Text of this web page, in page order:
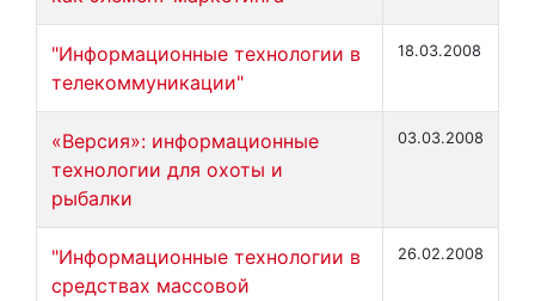
"Информационные технологии в
телекоммуникации"
18.03.2008
«Версия»: информационные
технологии для охоты и
рыбалки
03.03.2008
"Информационные технологии в
средствах массовой
26.02.2008